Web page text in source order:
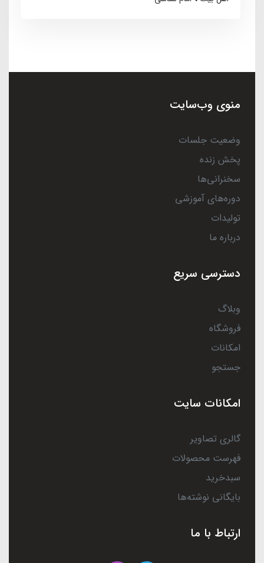
منوی وب‌سایت
وضعیت جلسات
پخش زنده
سخنرانی‌ها
دوره‌های آموزشی
تولیدات
درباره ما
دسترسی سریع
وبلاگ
فروشگاه
امکانات
جستجو
امکانات سایت
گالری تصاویر
فهرست محصولات
سبدخرید
بایگانی نوشته‌ها
ارتباط با ما